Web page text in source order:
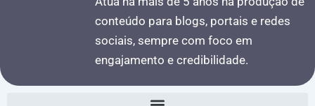
conteúdo para blogs, portais e redes
sociais, sempre com foco em
engajamento e credibilidade.